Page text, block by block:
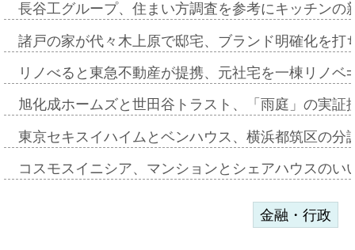
長谷工グループ、住まい方調査を参考にキッチン
諸戸の家が代々木上原で邸宅、ブランド明確化を
リノべると東急不動産が提携、元社宅を一棟リノ
旭化成ホームズと世田谷トラスト、「雨庭」の実
東京セキスイハイムとベンハウス、横浜都筑区の
コスモスイニシア、マンションとシェアハウスの
金融・行政